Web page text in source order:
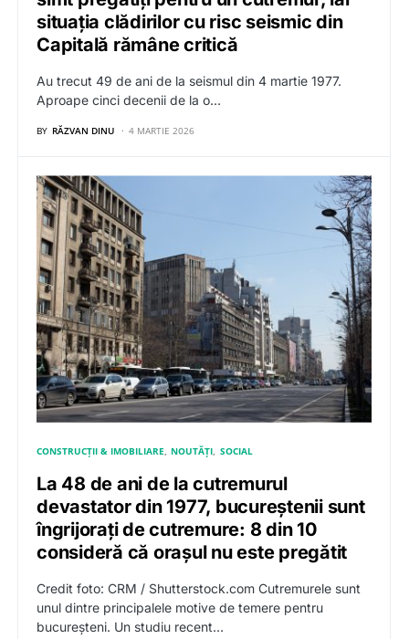
situația clădirilor cu risc seismic din
Capitală rămâne critică
Au trecut 49 de ani de la seismul din 4 martie 1977.
Aproape cinci decenii de la o…
BY RĂZVAN DINU 4 MARTIE 2026
CONSTRUCȚII & IMOBILIARE NOUTĂȚI SOCIAL
La 48 de ani de la cutremurul
devastator din 1977, bucureștenii sunt
îngrijorați de cutremure: 8 din 10
consideră că orașul nu este pregătit
Credit foto: CRM / Shutterstock.com Cutremurele sunt
unul dintre principalele motive de temere pentru
bucureșteni. Un studiu recent…